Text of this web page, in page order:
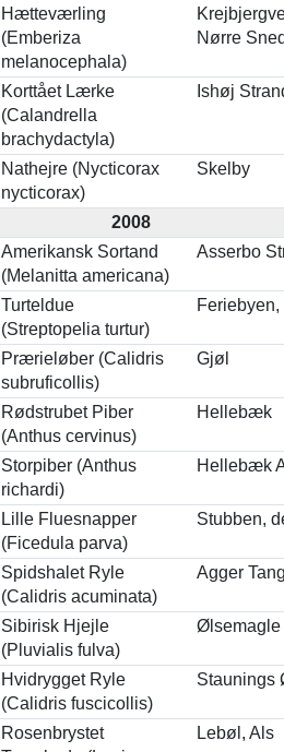
Hætteværling
(Emberiza
melanocephala)
Nørre
Korttået Lærke
(Calandrella
brachydactyla)
Ishøj
Nathejre (Nycticorax
nycticorax)
Skelby
2008
Amerikansk Sortand
(Melanitta americana)
Asserbo
Turteldue
(Streptopelia turtur)
Prærieløber (Calidris
subruficollis)
Gjøl
Rødstrubet Piber
(Anthus cervinus)
Hellebæk
Storpiber (Anthus
richardi)
Hellebæk
Lille Fluesnapper
(Ficedula parva)
Stubben,
Spidshalet Ryle
(Calidris acuminata)
Agger
Sibirisk Hjejle
(Pluvialis fulva)
Ølsemagle
Hvidrygget Ryle
(Calidris fuscicollis)
Staunings
Rosenbrystet
Lebøl, Als